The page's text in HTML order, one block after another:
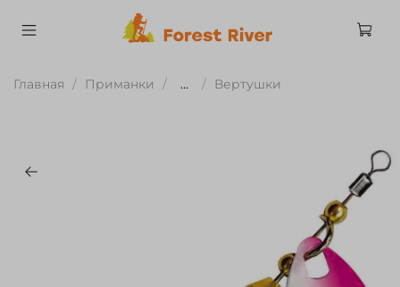
Главная Приманки ... Вертушки